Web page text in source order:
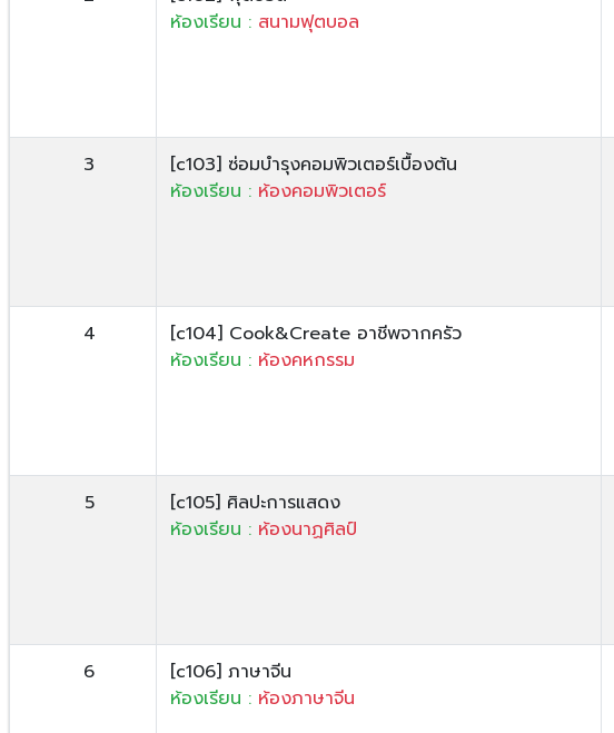
ห้องเรียน : สนามฟุตบอล
3
[c103] ซ่อมบำรุงคอมพิวเตอร์เบื้องต้น
ห้องเรียน : ห้องคอมพิวเตอร์
4
[c104] Cook&Create อาชีพจากครัว
ห้องเรียน : ห้องคหกรรม
5
[c105] ศิลปะการแสดง
ห้องเรียน : ห้องนาฏศิลป์
6
[c106] ภาษาจีน
ห้องเรียน : ห้องภาษาจีน